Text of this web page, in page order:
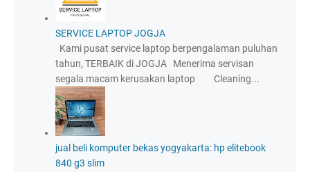
SERVICE LAPTOP JOGJA
Kami pusat service laptop berpengalaman puluhan
tahun, TERBAIK di JOGJA Menerima servisan
segala macam kerusakan laptop Cleaning...
jual beli komputer bekas yogyakarta: hp elitebook
840 g3 slim